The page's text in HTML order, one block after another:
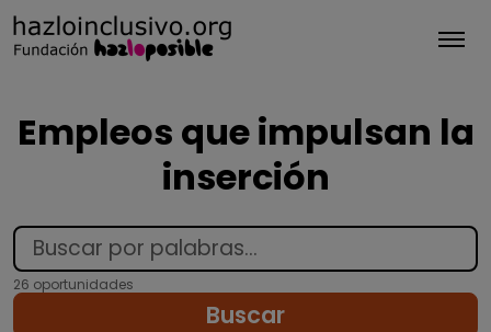
Empleos que impulsan la
inserción
26 oportunidades
Buscar